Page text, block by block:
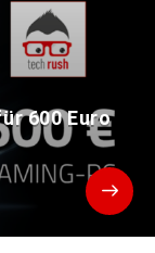
600 Euro